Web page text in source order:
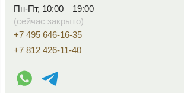
Пн-Пт, 10:00—19:00
(сейчас закрыто)
+7 495 646-16-35
+7 812 426-11-40
WhatsApp контакт
Telegram контакт